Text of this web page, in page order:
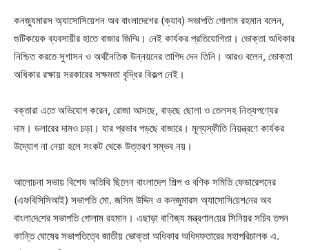
কনজ্যুমারস অ্যাসোসিয়েশন অব বাংলাদেশের (ক্যাব) সভাপতি গোলাম রহমান বলেন,
গুটিকয়েক ব্যবসায়ীর হাতে বাজার জিম্মি। নেই কার্যকর প্রতিযোগিতা। ভোক্তা অধিকার
নিশ্চিত করতে সুশাসন ও অর্থনৈতিক উন্নয়নের তাগিদ দেন তিনি। আরও বলেন, ভোক্তা
অধিকার রক্ষায় সরকারের সক্ষমতা বৃদ্ধির বিকল্প নেই।
বক্তারা এতে অভিযোগ করেন, রোজা আসছে, বাড়ছে ছোলা ও তেলসহ নিত্যপণ্যের
দাম। ডলারের দামও চড়া। যার প্রভাব পড়ছে বাজারে। মূল্যস্ফীতি নিয়ন্ত্রণে কার্যকর
উদ্যোগ না নেয়া হলে সংকট থেকে উত্তরণ সম্ভব নয়।
আলোচনা সভায় বিশেষ অতিথি ছিলেন বাংলাদেশ শিল্প ও বণিক সমিতি ফেডারেশনের
(এফ‌বি‌সি‌সিআই) সভাপ‌তি ‌মো. জ‌সিম উদ্দিন ও কন‌জুমারস অ্যাসো‌সি‌য়েশ‌নের অব
বাংলা‌দে‌শের সভাপ‌তি গোলাম রহমান। এছাড়া বা‌ণিজ‌্য মন্ত্রণাল‌য়ের সি‌নিয়র স‌চিব তপন
কা‌ন্তি ঘোষের সভাপ‌তিত্বে জাতীয় ভোক্তা অধিকা‌র অধিদফতারের মহাপ‌রিচালক এ.